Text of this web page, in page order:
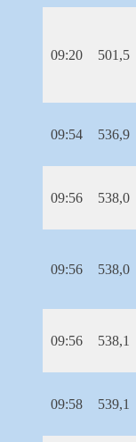
09:20 501,5
09:54 536,9
09:56 538,0
09:56 538,0
09:56 538,1
09:58 539,1